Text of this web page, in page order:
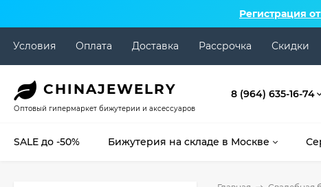
Регистрация
Условия Оплата Доставка Рассрочка Скидки
CHINAJEWELRY
Оптовый гипермаркет бижутерии и аксессуаров
8 (964) 635-16-74
SALE до -50% Бижутерия на складе в Москве